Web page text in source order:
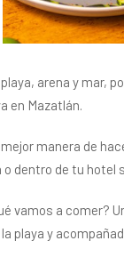
arena y mar,
en Mazatlán.
manera de
o dentro de tu
vamos a comer?
playa y